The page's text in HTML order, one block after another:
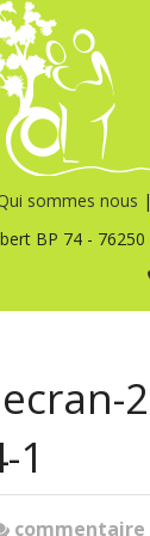
sommes nous |
BP 74 -
1
commentaire